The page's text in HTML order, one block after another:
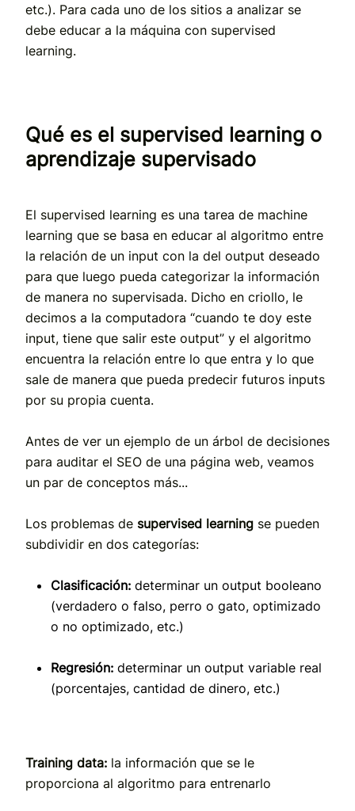
etc.). Para cada uno de los sitios a analizar se
debe educar a la máquina con supervised
learning.
Qué es el supervised learning o
aprendizaje supervisado
El supervised learning es una tarea de machine
learning que se basa en educar al algoritmo entre
la relación de un input con la del output deseado
para que luego pueda categorizar la información
de manera no supervisada. Dicho en criollo, le
decimos a la computadora “cuando te doy este
input, tiene que salir este output” y el algoritmo
encuentra la relación entre lo que entra y lo que
sale de manera que pueda predecir futuros inputs
por su propia cuenta.
Antes de ver un ejemplo de un árbol de decisiones
para auditar el SEO de una página web, veamos
un par de conceptos más...
Los problemas de supervised learning se pueden
subdividir en dos categorías:
Clasificación: determinar un output booleano
(verdadero o falso, perro o gato, optimizado
o no optimizado, etc.)
Regresión: determinar un output variable real
(porcentajes, cantidad de dinero, etc.)
Training data: la información que se le
proporciona al algoritmo para entrenarlo